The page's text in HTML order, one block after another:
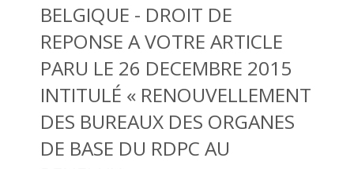
BELGIQUE - DROIT DE
REPONSE A VOTRE ARTICLE
PARU LE 26 DECEMBRE 2015
INTITULÉ « RENOUVELLEMENT
DES BUREAUX DES ORGANES
DE BASE DU RDPC AU